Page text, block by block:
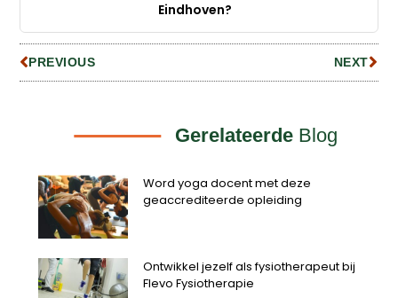
Eindhoven?
PREVIOUS NEXT
GerelateerdeBlog
Word yoga docent met deze
geaccrediteerde opleiding
Ontwikkel jezelf als fysiotherapeut bij
Flevo Fysiotherapie